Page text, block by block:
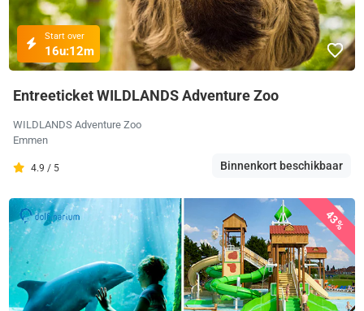
Start over
16u:12m
Entreeticket WILDLANDS Adventure Zoo
WILDLANDS Adventure Zoo
Emmen
4.9 / 5 Binnenkort beschikbaar
43%